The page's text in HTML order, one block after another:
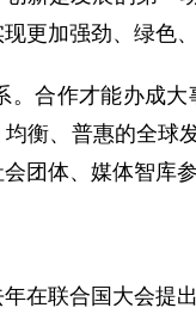
更加强劲、绿色
合作才能办成
衡、普惠的全
团体、媒体智库
在联合国大会提